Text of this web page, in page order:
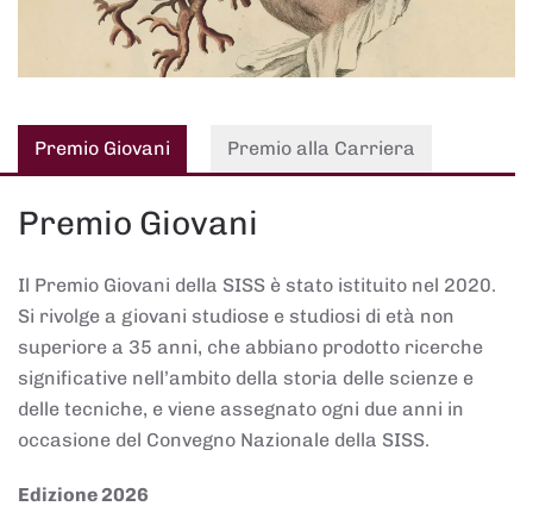
Premio Giovani Premio alla Carriera
Premio Giovani
Il Premio Giovani della SISS è stato istituito nel 2020.
Si rivolge a giovani studiose e studiosi di età non
superiore a 35 anni, che abbiano prodotto ricerche
significative nell’ambito della storia delle scienze e
delle tecniche, e viene assegnato ogni due anni in
occasione del Convegno Nazionale della SISS.
Edizione 2026